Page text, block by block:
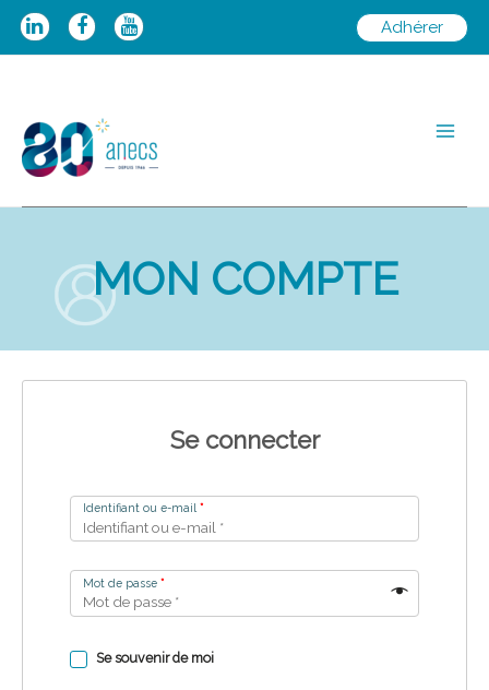
Aller
Adhérer
MON COMPTE
Se connecter
Identifiant ou e-mail *
Mot de passe *
Se souvenir de moi